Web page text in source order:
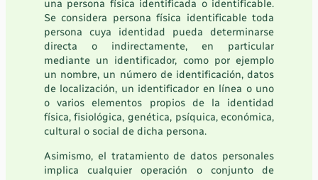
una persona física identificada o identificable.
Se considera persona física identificable toda
persona cuya identidad pueda determinarse
directa o indirectamente, en particular
mediante un identificador, como por ejemplo
un nombre, un número de identificación, datos
de localización, un identificador en línea o uno
o varios elementos propios de la identidad
física, fisiológica, genética, psíquica, económica,
cultural o social de dicha persona.
Asimismo, el tratamiento de datos personales
implica cualquier operación o conjunto de